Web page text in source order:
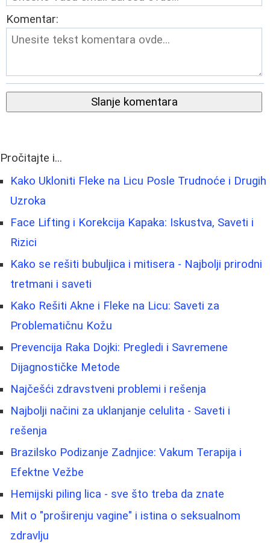
Komentar:
Slanje komentara
Pročitajte i...
Kako Ukloniti Fleke na Licu Posle Trudnoće i Drugih
Uzroka
Face Lifting i Korekcija Kapaka: Iskustva, Saveti i
Rizici
Kako se rešiti bubuljica i mitisera - Najbolji prirodni
tretmani i saveti
Kako Rešiti Akne i Fleke na Licu: Saveti za
Problematičnu Kožu
Prevencija Raka Dojki: Pregledi i Savremene
Dijagnostičke Metode
Najčešći zdravstveni problemi i rešenja
Najbolji načini za uklanjanje celulita - Saveti i
rešenja
Brazilsko Podizanje Zadnjice: Vakum Terapija i
Efektne Vežbe
Hemijski piling lica - sve što treba da znate
Mit o "proširenju vagine" i istina o seksualnom
zdravlju